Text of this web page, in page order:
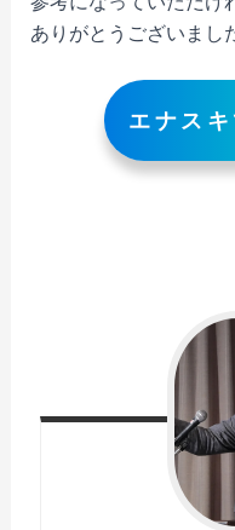
ありがとうございまし
エナス